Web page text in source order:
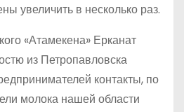
увеличить в несколько раз.
«Атамекена» Ерканат
из Петропавловска
контакты, по
молока нашей области